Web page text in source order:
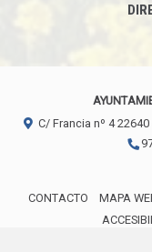
C/ Francia nº 422640
CONTACTO MAPA